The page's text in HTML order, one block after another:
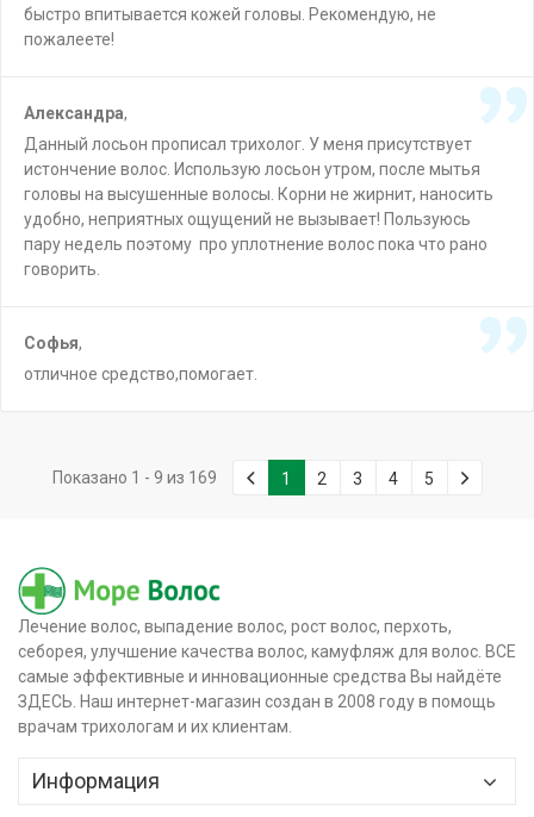
быстро впитывается кожей головы. Рекомендую, не
пожалеете!
Александра,
Данный лосьон прописал трихолог. У меня присутствует
истончение волос. Использую лосьон утром, после мытья
головы на высушенные волосы. Корни не жирнит, наносить
удобно, неприятных ощущений не вызывает! Пользуюсь
пару недель поэтому про уплотнение волос пока что рано
говорить.
Софья,
отличное средство,помогает.
Показано 1 - 9 из 169 1 2 3 4 5
Лечение волос, выпадение волос, рост волос, перхоть,
себорея, улучшение качества волос, камуфляж для волос. ВСЕ
самые эффективные и инновационные средства Вы найдёте
ЗДЕСЬ. Наш интернет-магазин создан в 2008 году в помощь
врачам трихологам и их клиентам.
Информация